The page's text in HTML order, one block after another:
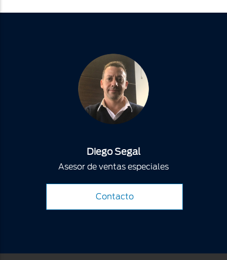
Diego Segal
Asesor de ventas especiales
Contacto